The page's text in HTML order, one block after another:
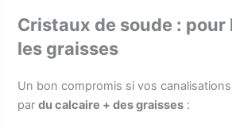
Cristaux de soude : pour
les graisses
Un bon compromis si vos
pardu calcaire + des graisses :